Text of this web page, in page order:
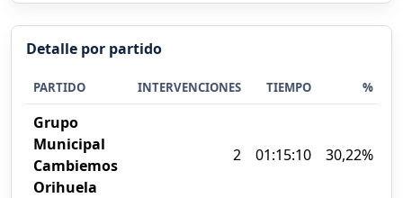
Detalle por partido
PARTIDO INTERVENCIONES TIEMPO %
Grupo
Municipal
Cambiemos
Orihuela
2 01:15:10 30,22%